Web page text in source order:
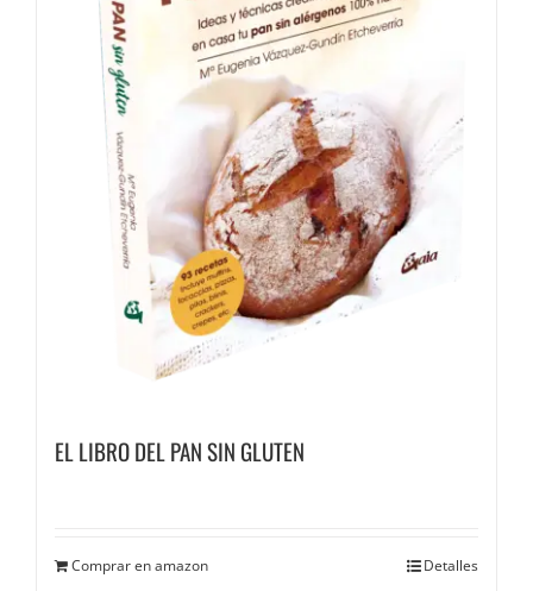
EL LIBRO DEL PAN SIN GLUTEN
Comprar en amazon Detalles